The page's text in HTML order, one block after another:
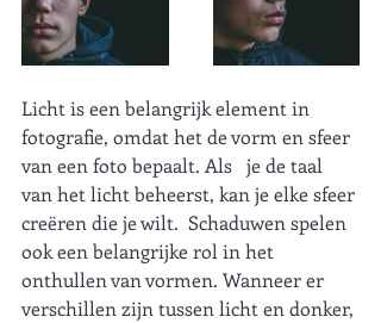
Licht is een belangrijk element in
fotografie, omdat het de vorm en sfeer
van een foto bepaalt. Als   je de taal
van het licht beheerst, kan je elke sfeer
creëren die je wilt.  Schaduwen spelen
ook een belangrijke rol in het
onthullen van vormen. Wanneer er
verschillen zijn tussen licht en donker,